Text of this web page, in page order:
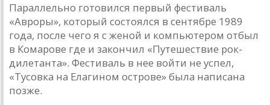
Параллельно готовился первый фестиваль
«Авроры», ко­торый состоялся в сентябре 1989
года, после чего я с женой и компьютером отбыл
в Комарове где и закончил «Путешест­вие рок-
дилетанта». Фестиваль в нее войти не успел,
«Тусовка на Елагином острове» была написана
позже.